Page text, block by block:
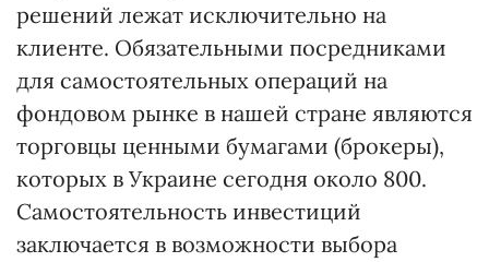
решений лежат исключительно на
клиенте. Обязательными посредниками
для самостоятельных операций на
фондовом рынке в нашей стране являются
торговцы ценными бумагами (брокеры),
которых в Украине сегодня около 800.
Самостоятельность инвестиций
заключается в возможности выбора